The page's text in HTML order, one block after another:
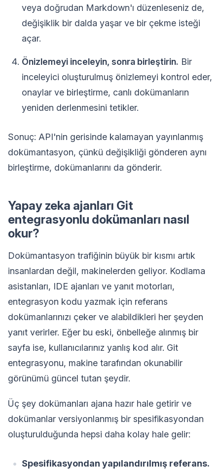
veya doğrudan Markdown'ı düzenleseniz de,
değişiklik bir dalda yaşar ve bir çekme isteği
açar.
Önizlemeyi inceleyin, sonra birleştirin. Bir
inceleyici oluşturulmuş önizlemeyi kontrol eder,
onaylar ve birleştirme, canlı dokümanların
yeniden derlenmesini tetikler.
Sonuç: API'nin gerisinde kalamayan yayınlanmış
dokümantasyon, çünkü değişikliği gönderen aynı
birleştirme, dokümanlarını da gönderir.
Yapay zeka ajanları Git
entegrasyonlu dokümanları nasıl
okur?
Dokümantasyon trafiğinin büyük bir kısmı artık
insanlardan değil, makinelerden geliyor. Kodlama
asistanları, IDE ajanları ve yanıt motorları,
entegrasyon kodu yazmak için referans
dokümanlarınızı çeker ve alabildikleri her şeyden
yanıt verirler. Eğer bu eski, önbelleğe alınmış bir
sayfa ise, kullanıcılarınız yanlış kod alır. Git
entegrasyonu, makine tarafından okunabilir
görünümü güncel tutan şeydir.
Üç şey dokümanları ajana hazır hale getirir ve
dokümanlar versiyonlanmış bir spesifikasyondan
oluşturulduğunda hepsi daha kolay hale gelir:
Spesifikasyondan yapılandırılmış referans.